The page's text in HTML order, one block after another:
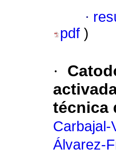
·
pdf )
·
técnica
Carbajal-
Álvarez-